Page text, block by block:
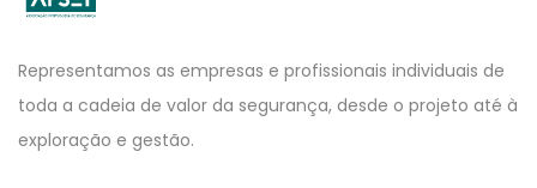
Representamos as empresas e profissionais individuais de
toda a cadeia de valor da segurança, desde o projeto até à
exploração e gestão.